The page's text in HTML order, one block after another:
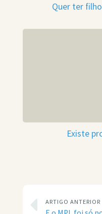
Quer ter
Existe
ARTIGO ANTERIOR